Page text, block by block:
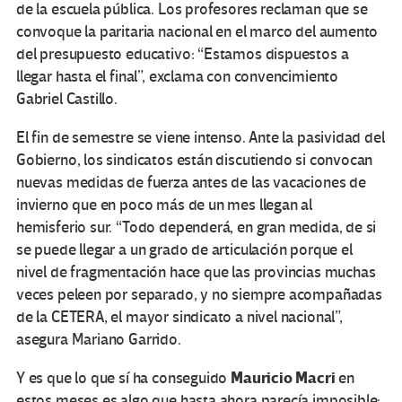
de la escuela pública. Los profesores reclaman que se
convoque la paritaria nacional en el marco del aumento
del presupuesto educativo: “Estamos dispuestos a
llegar hasta el final”, exclama con convencimiento
Gabriel Castillo.
El fin de semestre se viene intenso. Ante la pasividad del
Gobierno, los sindicatos están discutiendo si convocan
nuevas medidas de fuerza antes de las vacaciones de
invierno que en poco más de un mes llegan al
hemisferio sur. “Todo dependerá, en gran medida, de si
se puede llegar a un grado de articulación porque el
nivel de fragmentación hace que las provincias muchas
veces peleen por separado, y no siempre acompañadas
de la CETERA, el mayor sindicato a nivel nacional”,
asegura Mariano Garrido.
Y es que lo que sí ha conseguido Mauricio Macrien